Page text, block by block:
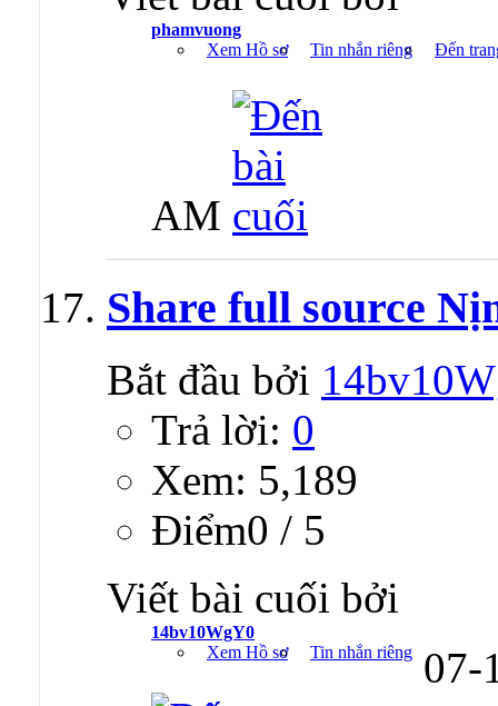
phamvuong
Xem Hồ sơ
Tin nhắn riêng Đến
AM
Share full source
Bắt đầu bởi
Trả lời: 0
Xem: 5,189
Ðiểm0 / 5
Viết bài cuối bởi
14bv10WgY0
Xem Hồ sơ
Tin nhắn riêng 07-